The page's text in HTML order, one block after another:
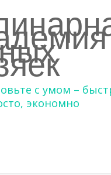
с умом –
экономно